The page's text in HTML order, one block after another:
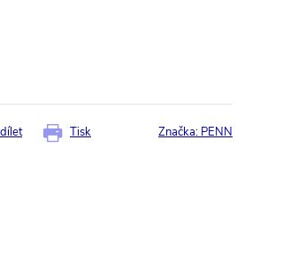
Tisk Značka: PENN